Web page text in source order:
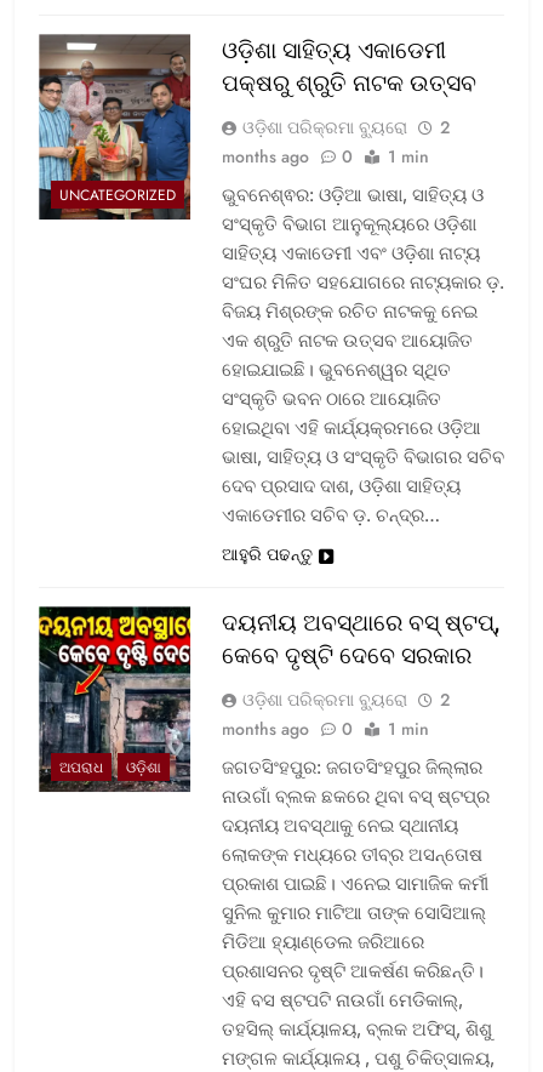
UNCATEGORIZED
ଓଡ଼ିଶା ସାହିତ୍ୟ ଏକାଡେମୀ
ପକ୍ଷରୁ ଶ୍ରୁତି ନାଟକ ଉତ୍ସବ
ଓଡ଼ିଶା ପରିକ୍ରମା ବ୍ୟୁରୋ
2
months ago
0 1 min
ଭୁବନେଶ୍ଵର: ଓଡ଼ିଆ ଭାଷା, ସାହିତ୍ୟ ଓ
ସଂସ୍କୃତି ବିଭାଗ ଆନୁକୂଲ୍ୟରେ ଓଡ଼ିଶା
ସାହିତ୍ୟ ଏକାଡେମୀ ଏବଂ ଓଡ଼ିଶା ନାଟ୍ୟ
ସଂଘର ମିଳିତ ସହଯୋଗରେ ନାଟ୍ୟକାର ଡ଼.
ବିଜୟ ମିଶ୍ରଙ୍କ ରଚିତ ନାଟକକୁ ନେଇ
ଏକ ଶ୍ରୁତି ନାଟକ ଉତ୍ସବ ଆୟୋଜିତ
ହୋଇଯାଇଛି। ଭୁବନେଶ୍ୱର ସ୍ଥିତ
ସଂସ୍କୃତି ଭବନ ଠାରେ ଆୟୋଜିତ
ହୋଇଥିବା ଏହି କାର୍ଯ୍ୟକ୍ରମରେ ଓଡ଼ିଆ
ଭାଷା, ସାହିତ୍ୟ ଓ ସଂସ୍କୃତି ବିଭାଗର ସଚିବ
ଦେବ ପ୍ରସାଦ ଦାଶ, ଓଡ଼ିଶା ସାହିତ୍ୟ
ଏକାଡେମୀର ସଚିବ ଡ଼. ଚନ୍ଦ୍ର…
ଆହୁରି ପଢନ୍ତୁ
ଅପରାଧ ଓଡ଼ିଶା
ଦୟନୀୟ ଅବସ୍ଥାରେ ବସ୍‌ ଷ୍ଟପ୍‌,
କେବେ ଦୃଷ୍ଟି ଦେବେ ସରକାର
ଓଡ଼ିଶା ପରିକ୍ରମା ବ୍ୟୁରୋ
2
months ago
0 1 min
ଜଗତସିଂହପୁର: ଜଗତସିଂହପୁର ଜିଲ୍ଲାର
ନାଉଗାଁ ବ୍ଲକ ଛକରେ ଥିବା ବସ୍‌ ଷ୍ଟପ୍‌ର
ଦୟନୀୟ ଅବସ୍ଥାକୁ ନେଇ ସ୍ଥାନୀୟ
ଲୋକଙ୍କ ମଧ୍ୟରେ ତୀବ୍ର ଅସନ୍ତୋଷ
ପ୍ରକାଶ ପାଇଛି। ଏନେଇ ସାମାଜିକ କର୍ମୀ
ସୁନିଲ କୁମାର ମାଟିଆ ତାଙ୍କ ସୋସିଆଲ୍‌
ମିଡିଆ ହ୍ୟାଣ୍ଡେଲ ଜରିଆରେ
ପ୍ରଶାସନର ଦୃଷ୍ଟି ଆକର୍ଷଣ କରିଛନ୍ତି।
ଏହି ବସ ଷ୍ଟପଟି ନାଉଗାଁ ମେଡିକାଲ୍‌,
ତହସିଲ୍‌ କାର୍ଯ୍ୟାଳୟ, ବ୍ଲକ ଅଫିସ୍‌, ଶିଶୁ
ମଙ୍ଗଳ କାର୍ଯ୍ୟାଳୟ , ପଶୁ ଚିକିତ୍ସାଳୟ,